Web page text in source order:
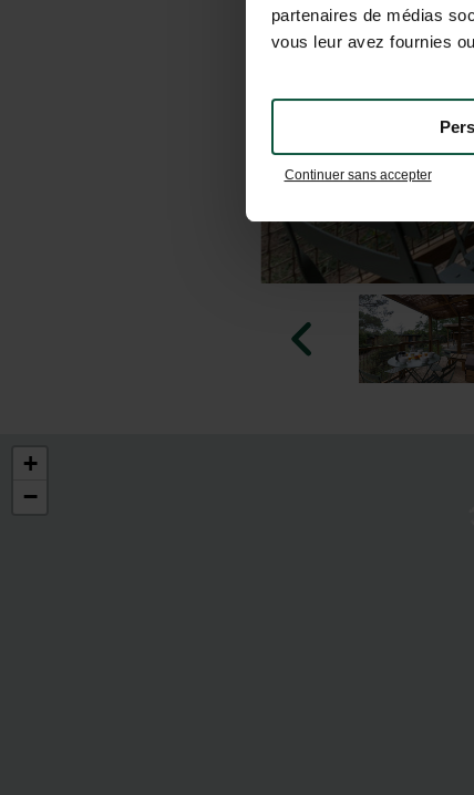
partenaires de médias
vous leur avez fournies
Continuer sans accepter
+
−